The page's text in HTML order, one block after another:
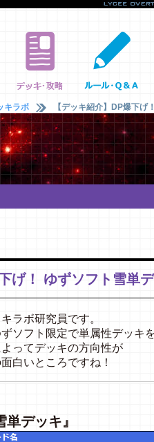
キラボ 【デッキ紹介】DP爆下
げ！ ゆずソフト雪単
ラボ研究員です。
ソフト限定で単属性デッキ
ってデッキの方向性が
白いところですね！
デッキ』